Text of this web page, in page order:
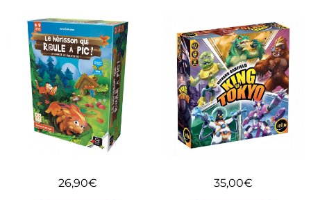
Ajouter à ma liste
d'envies
Ajouter à ma liste
d'envies
26,90€ 35,00€